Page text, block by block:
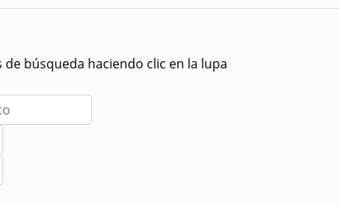
de búsqueda haciendo clic en la lupa